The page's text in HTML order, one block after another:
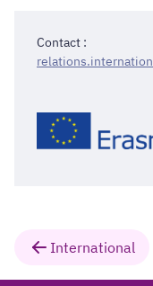
Contact :
International